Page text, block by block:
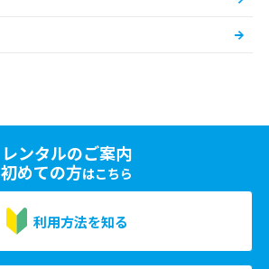
レンタルのご案内
初めての方はこちら
利用方法を知る